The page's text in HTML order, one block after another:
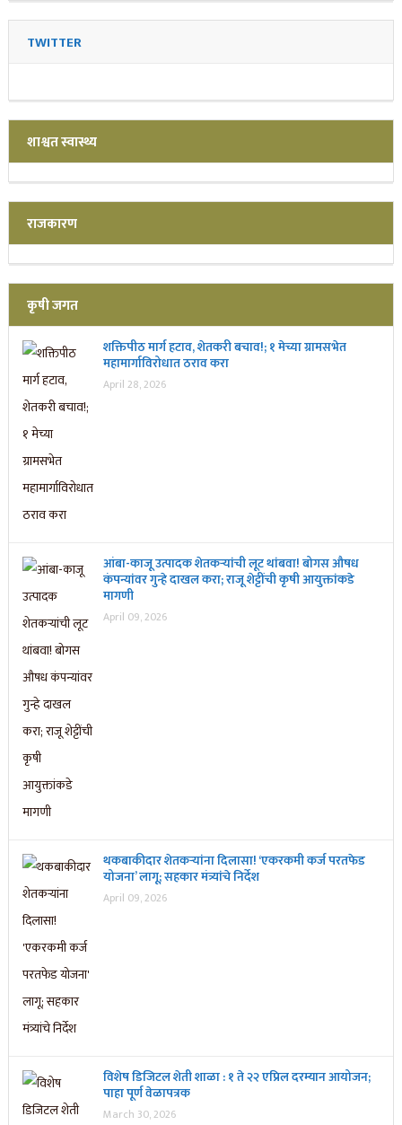
TWITTER
शाश्वत स्वास्थ्य
राजकारण
कृषी जगत
शक्तिपीठ मार्ग हटाव, शेतकरी बचाव!; १ मेच्या ग्रामसभेत
महामार्गाविरोधात ठराव करा
April 28, 2026
आंबा-काजू उत्पादक शेतकऱ्यांची लूट थांबवा! बोगस औषध
कंपन्यांवर गुन्हे दाखल करा; राजू शेट्टींची कृषी आयुक्तांकडे
मागणी
April 09, 2026
थकबाकीदार शेतकऱ्यांना दिलासा! ‘एकरकमी कर्ज परतफेड
योजना’ लागू; सहकार मंत्र्यांचे निर्देश
April 09, 2026
विशेष डिजिटल शेती शाळा : १ ते २२ एप्रिल दरम्यान आयोजन;
पाहा पूर्ण वेळापत्रक
March 30, 2026